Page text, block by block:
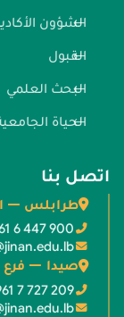
الشؤون
القبول
البحث العلمي
الحياة
اتصل بنا
طرابلس —
6 447 900
صيدا — فرع
7 727 209